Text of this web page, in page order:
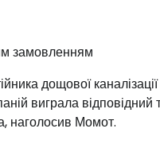
замовленням
дощової каналізації
виграла відповідний
наголосив Момот.